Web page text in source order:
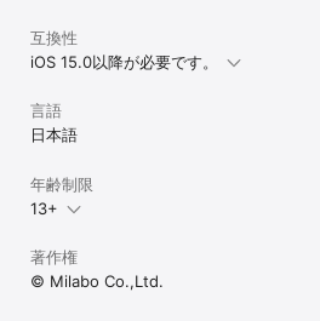
互換性
iOS 15.0以降が必要です。
言語
日本語
年齢制限
13+
著作権
© Milabo Co.,Ltd.